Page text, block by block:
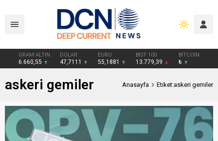
GRAM ALTIN
6.660,55
DOLAR
47,7111
EURO
55,1881
BIST 100
13.779,39
BITCOIN
₺
askeri gemiler Anasayfa Etiket:askeri gemiler